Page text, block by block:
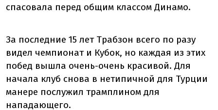
спасовала перед общим классом Динамо.
За последние 15 лет Трабзон всего по разу
видел чемпионат и Кубок, но каждая из этих
побед вышла очень-очень красивой. Для
начала клуб снова в нетипичной для Турции
манере послужил трамплином для
нападающего.